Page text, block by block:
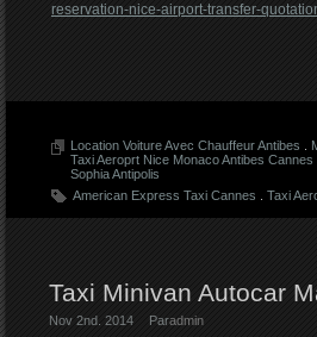
reservation-nice-airport-transfer-
Location Voiture Avec Chauffeur Antibes .
Taxi Aeroprt Nice Monaco Antibes Cannes
Sophia Antipolis
American Express Taxi Cannes . Taxi
Taxi Minivan Autocar
Nov 2nd. 2014 Paradmin